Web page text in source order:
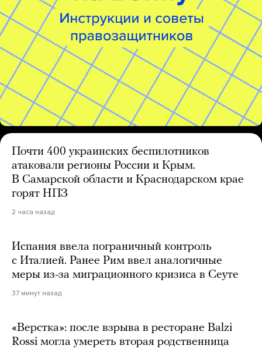
Почти 400 украинских беспилотников
атаковали регионы России и Крым.
В Самарской области и Краснодарском крае
горят НПЗ
2 часа назад
Испания ввела пограничный контроль
с Италией. Ранее Рим ввел аналогичные
меры из-за миграционного кризиса в Сеуте
37 минут назад
«Верстка»: после взрыва в ресторане Balzi
Rossi могла умереть вторая родственница